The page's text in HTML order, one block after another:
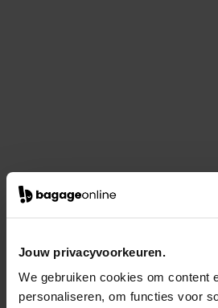
Jouw privacyvoorkeuren.
We gebruiken cookies om content
personaliseren, om functies voor